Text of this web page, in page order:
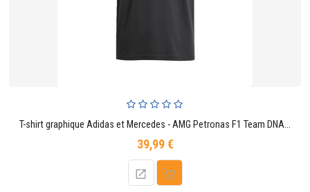
T-shirt graphique Adidas et Mercedes - AMG Petronas F1 Team DNA - Noir
39,99 €Prix